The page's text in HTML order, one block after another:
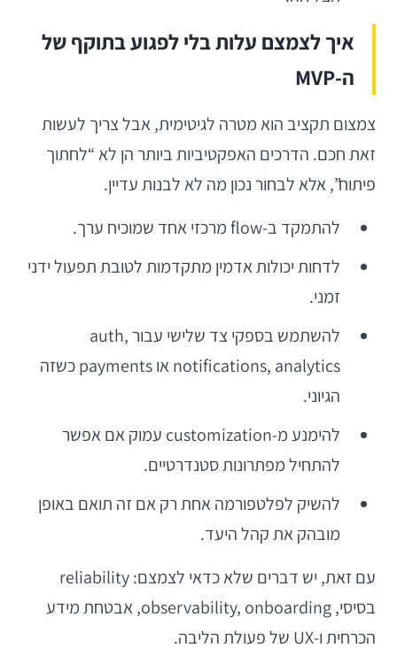
איך לצמצם עלות בלי לפגוע בתוקף של
ה-MVP
צמצום תקציב הוא מטרה לגיטימית, אבל צריך לעשות
זאת חכם. הדרכים האפקטיביות ביותר הן לא “לחתוך
פיתוח”, אלא לבחור נכון מה לא לבנות עדיין.
להתמקד ב-flow מרכזי אחד שמוכיח ערך.
לדחות יכולות אדמין מתקדמות לטובת תפעול ידני
זמני.
להשתמש בספקי צד שלישי עבור auth,
notifications, analytics או payments כשזה
הגיוני.
להימנע מ-customization עמוק אם אפשר
להתחיל מפתרונות סטנדרטיים.
להשיק לפלטפורמה אחת רק אם זה תואם באופן
מובהק את קהל היעד.
עם זאת, יש דברים שלא כדאי לצמצם: reliability
בסיסי, observability, onboarding, אבטחת מידע
הכרחית ו-UX של פעולת הליבה.